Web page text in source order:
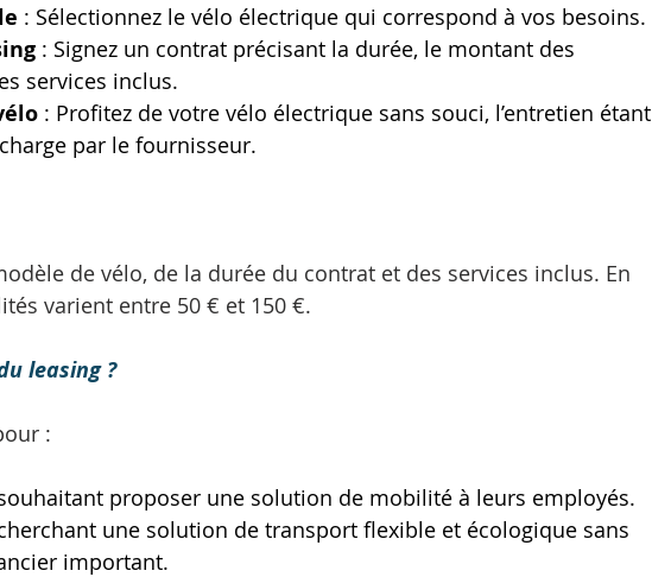
: Sélectionnez le vélo électrique qui correspond à vos besoins.
: Signez un contrat précisant la durée, le montant des
services inclus.
: Profitez de votre vélo électrique sans souci, l’entretien étant
par le fournisseur.
de vélo, de la durée du contrat et des services inclus. En
varient entre 50 € et 150 €.
leasing ?
:
proposer une solution de mobilité à leurs employés.
une solution de transport flexible et écologique sans
important.